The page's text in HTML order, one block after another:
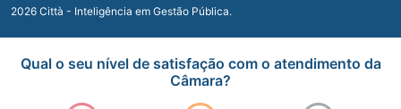
2026 Città - Inteligência em Gestão Pública.
Qual o seu nível de satisfação com o atendimento da
Câmara?